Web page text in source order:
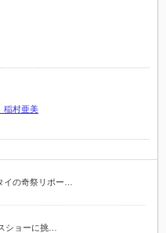
村亜美
イの奇祭リポー…
ショーに挑…